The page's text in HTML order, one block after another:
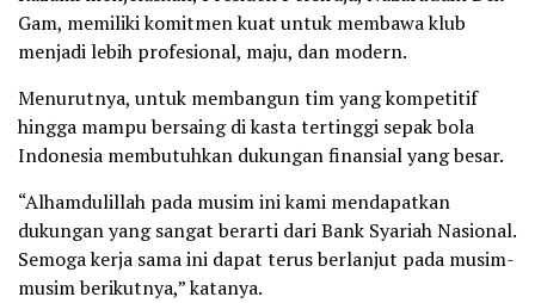
Gam, memiliki komitmen kuat untuk membawa klub
menjadi lebih profesional, maju, dan modern.
Menurutnya, untuk membangun tim yang kompetitif
hingga mampu bersaing di kasta tertinggi sepak bola
Indonesia membutuhkan dukungan finansial yang besar.
“Alhamdulillah pada musim ini kami mendapatkan
dukungan yang sangat berarti dari Bank Syariah Nasional.
Semoga kerja sama ini dapat terus berlanjut pada musim-
musim berikutnya,” katanya.